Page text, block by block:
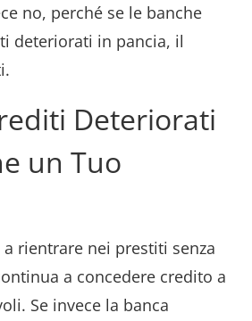
no, perché se le banche
deteriorati in pancia, il
Deteriorati
un Tuo
a rientrare nei prestiti senza
a concedere credito a
Se invece la banca